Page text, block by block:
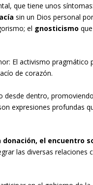
que tiene unos
sin un Dios personal
el gnosticismo
El activismo
de corazón.
desde dentro,
expresiones profundas
el encuentro
las diversas relaciones